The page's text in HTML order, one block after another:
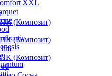
XXL
(Композит)
(Композит)
(Композит)